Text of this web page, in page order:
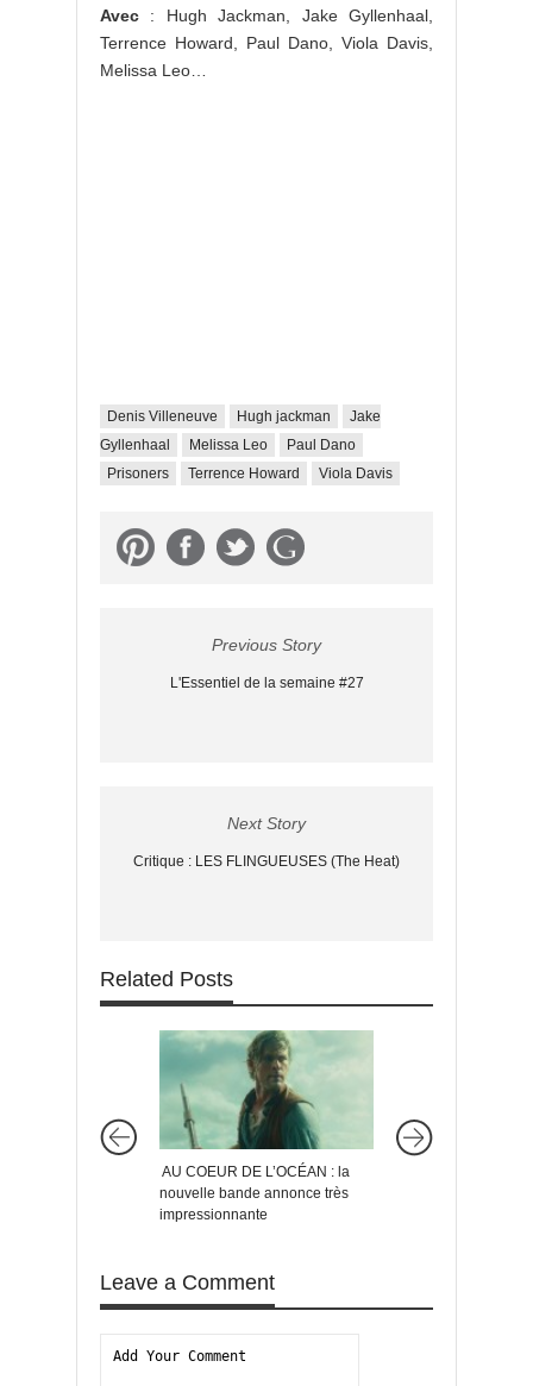
Avec : Hugh Jackman, Jake Gyllenhaal,
Terrence Howard, Paul Dano, Viola Davis,
Melissa Leo…
Denis Villeneuve Hugh jackman
Jake
Gyllenhaal
Melissa Leo
Paul Dano
Prisoners
Terrence Howard Viola Davis
Previous Story
L'Essentiel de la semaine #27
Next Story
Critique : LES FLINGUEUSES (The Heat)
Related Posts
AU COEUR DE L’OCÉAN : la
nouvelle bande annonce très
impressionnante
Leave a Comment